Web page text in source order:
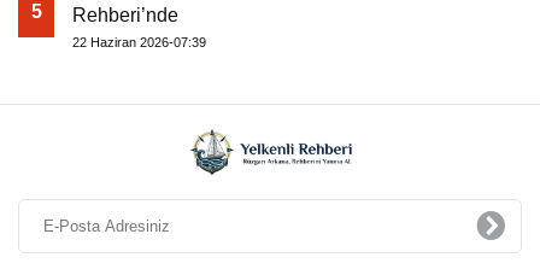
5
Rehberi’nde
22 Haziran 2026-07:39